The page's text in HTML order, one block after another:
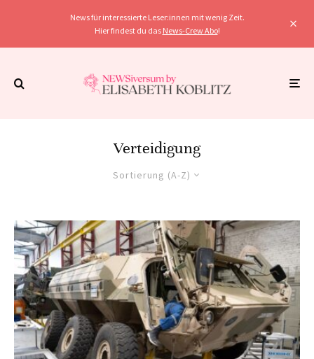
News für interessierte Leser:innen mit wenig Zeit.
Hier findest du das News-Crew Abo!
Verteidigung
Sortierung (A-Z)